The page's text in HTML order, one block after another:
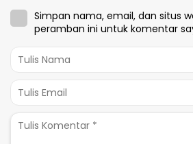
Simpan nama, email, dan situs
peramban ini untuk komentar